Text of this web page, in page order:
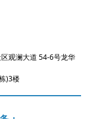
观澜大道 54-6号龙华
)3楼